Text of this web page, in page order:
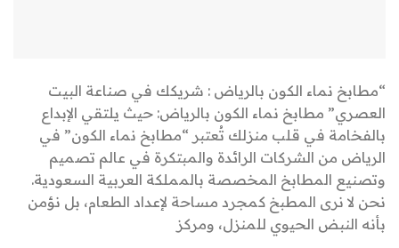
“مطابخ نماء الكون بالرياض : شريكك في صناعة البيت
العصري” مطابخ نماء الكون بالرياض: حيث يلتقي الإبداع
بالفخامة في قلب منزلك تُعتبر “مطابخ نماء الكون” في
الرياض من الشركات الرائدة والمبتكرة في عالم تصميم
وتصنيع المطابخ المخصصة بالمملكة العربية السعودية.
نحن لا نرى المطبخ كمجرد مساحة لإعداد الطعام، بل نؤمن
بأنه النبض الحيوي للمنزل، ومركز